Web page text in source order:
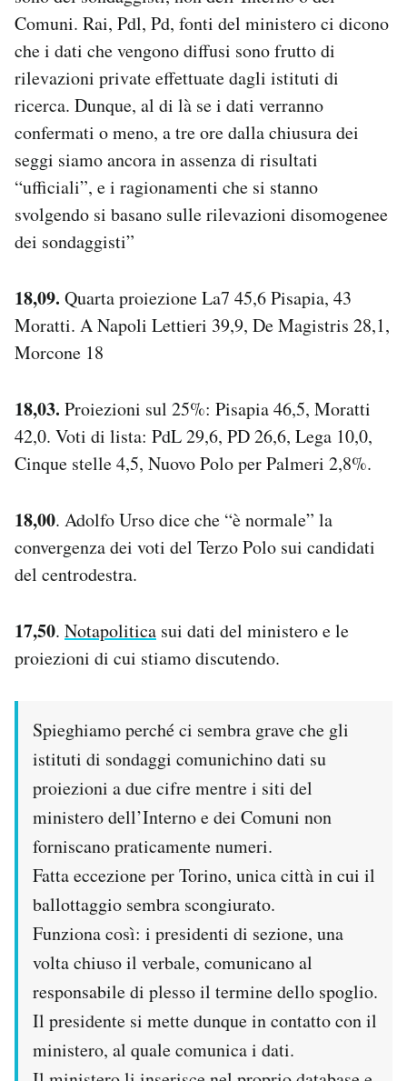
Comuni. Rai, Pdl, Pd, fonti del ministero ci dicono
che i dati che vengono diffusi sono frutto di
rilevazioni private effettuate dagli istituti di
ricerca. Dunque, al di là se i dati verranno
confermati o meno, a tre ore dalla chiusura dei
seggi siamo ancora in assenza di risultati
“ufficiali”, e i ragionamenti che si stanno
svolgendo si basano sulle rilevazioni disomogenee
dei sondaggisti”
18,09. Quarta proiezione La7 45,6 Pisapia, 43
Moratti. A Napoli Lettieri 39,9, De Magistris 28,1,
Morcone 18
18,03. Proiezioni sul 25%: Pisapia 46,5, Moratti
42,0. Voti di lista: PdL 29,6, PD 26,6, Lega 10,0,
Cinque stelle 4,5, Nuovo Polo per Palmeri 2,8%.
18,00. Adolfo Urso dice che “è normale” la
convergenza dei voti del Terzo Polo sui candidati
del centrodestra.
17,50. Notapolitica sui dati del ministero e le
proiezioni di cui stiamo discutendo.
Spieghiamo perché ci sembra grave che gli
istituti di sondaggi comunichino dati su
proiezioni a due cifre mentre i siti del
ministero dell’Interno e dei Comuni non
forniscano praticamente numeri.
Fatta eccezione per Torino, unica città in cui il
ballottaggio sembra scongiurato.
Funziona così: i presidenti di sezione, una
volta chiuso il verbale, comunicano al
responsabile di plesso il termine dello spoglio.
Il presidente si mette dunque in contatto con il
ministero, al quale comunica i dati.